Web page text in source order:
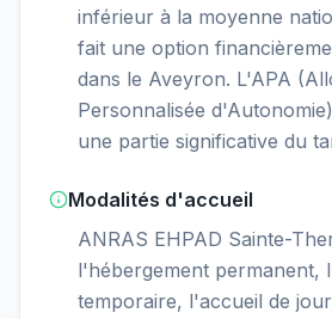
inférieur à la moyenne
fait une option
dans le Aveyron. L'APA
Personnalisée
une partie significative du
Modalités d'accueil
ANRAS EHPAD Sainte-
l'hébergement permanent,
temporaire, l'accueil de